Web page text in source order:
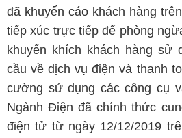
đã khuyến cáo khách hàng
tiếp xúc trực tiếp để phòng
khuyến khích khách hàng sử
cầu về dịch vụ điện và thanh
cường sử dụng các công cụ
Ngành Điện đã chính thức
điện tử từ ngày 12/12/2019